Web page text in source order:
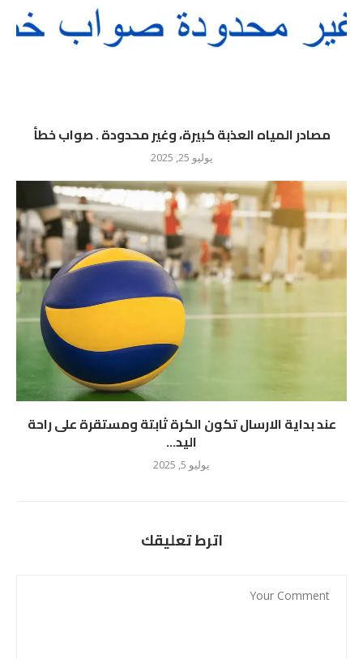
مصادر المياه العذبة كبيرة، وغير محدودة . صواب خطأ
يوليو 25, 2025
عند بداية الارسال تكون الكرة ثابتة ومستقرة على راحة
اليد...
يوليو 5, 2025
اترط تعليقك